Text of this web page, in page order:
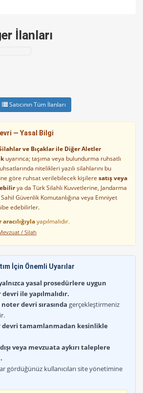
İlanları
Satıcının Tüm İlanları
— Yasal Bilgi
ve Bıçaklar ile Diğer Aletler
uyarınca; taşıma veya bulundurma ruhsatlı
nitelikleri yazılı silahlarını bu
göre ruhsat verilebilecek kişilere satış veya
ya da Türk Silahlı Kuvvetlerine, Jandarma
Güvenlik Komutanlığına veya Emniyet
edebilirler.
yapılmalıdır.
/ Silah
İçin Önemli Uyarılar
yasal prosedürlere uygun
ile yapılmalıdır.
devri sırasında gerçekleştirmeniz
devri tamamlanmadan kesinlikle
veya mevzuata aykırı taleplere
gördüğünüz kullanıcıları site yönetimine